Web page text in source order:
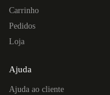
Carrinho
Pedidos
Loja
Ajuda
Ajuda ao cliente